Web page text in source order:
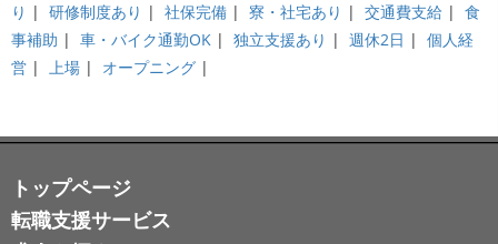
り | 研修制度あり | 社保完備 | 寮・社宅あり | 交通費支給 | 食
事補助 | 車・バイク通勤OK | 独立支援あり | 週休2日 | 個人経
営 | 上場 | オープニング |
トップページ
転職支援サービス